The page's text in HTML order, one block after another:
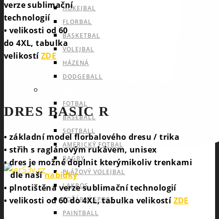
HOKEJBAL
FLORBAL
BASKETBAL
VOLEJBAL
HÁZENÁ
DODGEBALL
FOTBAL
BASEBALL
SOFTBALL
AMERICKÝ FOTBAL
RAGBY
PLÁŽOVÝ VOLEJBAL
LAKROS
POŽÁRNÍ SPORT
PAINTBALL
verze sublimační
technologií
• velikosti od 60
do 4XL, tabulka
velikostíZDE
DRES BASIC R
• základní model florbalového dresu / trika
• střih s raglánovým rukávem, unisex
• dres je možné doplnit kterýmikoliv trenkami
dle našínabídky
• plnotištěná verze sublimační technologií
• velikosti od 60 do 4XL, tabulka velikostíZDE